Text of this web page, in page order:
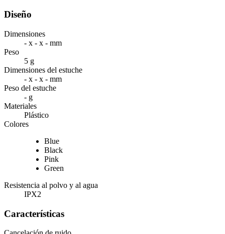
Diseño
Dimensiones
- x - x - mm
Peso
5 g
Dimensiones del estuche
- x - x - mm
Peso del estuche
- g
Materiales
Plástico
Colores
Blue
Black
Pink
Green
Resistencia al polvo y al agua
IPX2
Características